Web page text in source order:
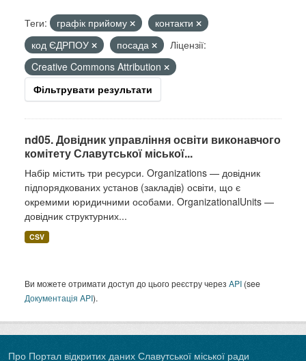
Теги: графік прийому
контакти
код ЄДРПОУ
посада
Ліцензії:
Creative Commons Attribution
Фільтрувати результати
nd05. Довідник управління освіти виконавчого
комітету Славутської міської...
Набір містить три ресурси. Organizations — довідник
підпорядкованих установ (закладів) освіти, що є
окремими юридичними особами. OrganizationalUnits —
довідник структурних...
CSV
Ви можете отримати доступ до цього реєстру через API (see
Документація API).
Про Портал відкритих даних Славутської міської ради